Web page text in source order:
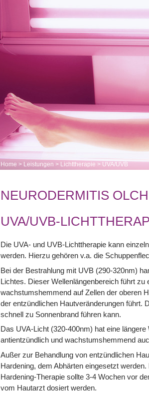
Home > Leistungen > Lichttherapie > UVA/UVB
NEURODERMITIS
UVA/UVB-
Die UVA- und UVB-Lichttherapie kann
werden. Hierzu gehören v.a. die
Bei der Bestrahlung mit UVB (290-320nm)
Lichtes. Dieser Wellenlängenbereich führt
wachstumshemmend auf Zellen der oberen
der entzündlichen Hautveränderungen führt.
schnell zu Sonnenbrand führen kann.
Das UVA-Licht (320-400nm) hat eine
antientzündlich und wachstumshemmend
Außer zur Behandlung von entzündlichen
Hardening, dem Abhärten eingesetzt
Hardening-Therapie sollte 3-4 Wochen vor
vom Hautarzt dosiert werden.